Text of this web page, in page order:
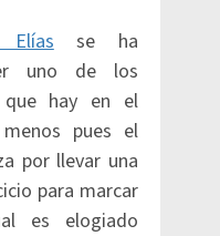
Elíasse ha
uno de los
que hay en el
pues el
por llevar una
para marcar
es elogiado